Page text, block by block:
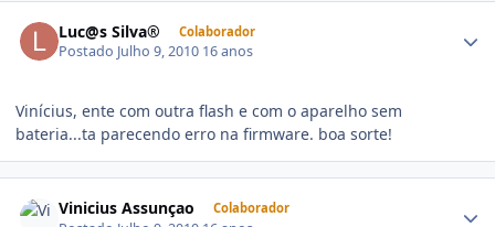
Luc@s Silva® Colaborador
Postado Julho 9, 2010 16 anos
Vinícius, ente com outra flash e com o aparelho sem
bateria...ta parecendo erro na firmware. boa sorte!
Vinicius Assunçao Colaborador